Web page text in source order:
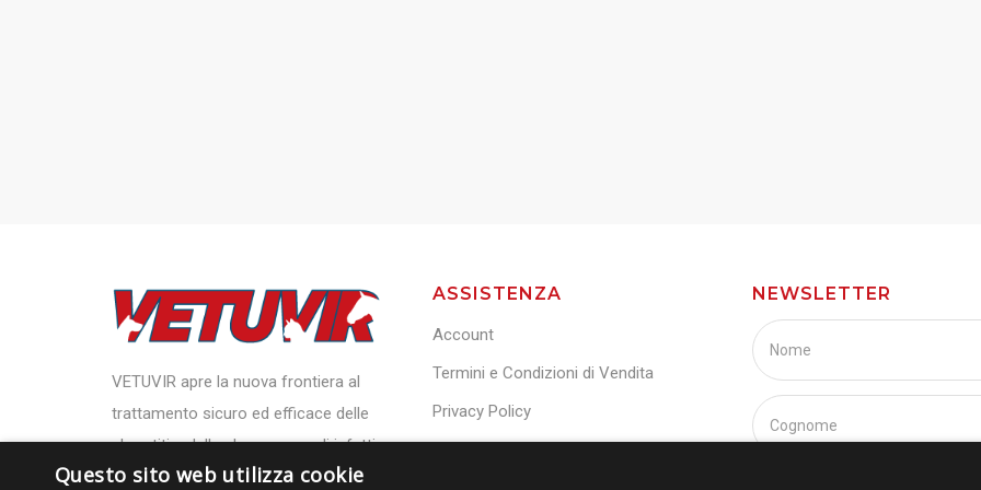
VETUVIR apre la nuova frontiera al
trattamento sicuro ed efficace delle
cheratiti e delle ulcere corneali infettive
ASSISTENZA
Account
Termini e Condizioni di Vendita
Privacy Policy
NEWSLETTER
Questo sito web utilizza cookie